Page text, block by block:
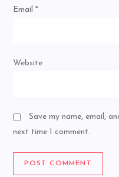
Email*
Website
Save my name, email,
next time I comment.